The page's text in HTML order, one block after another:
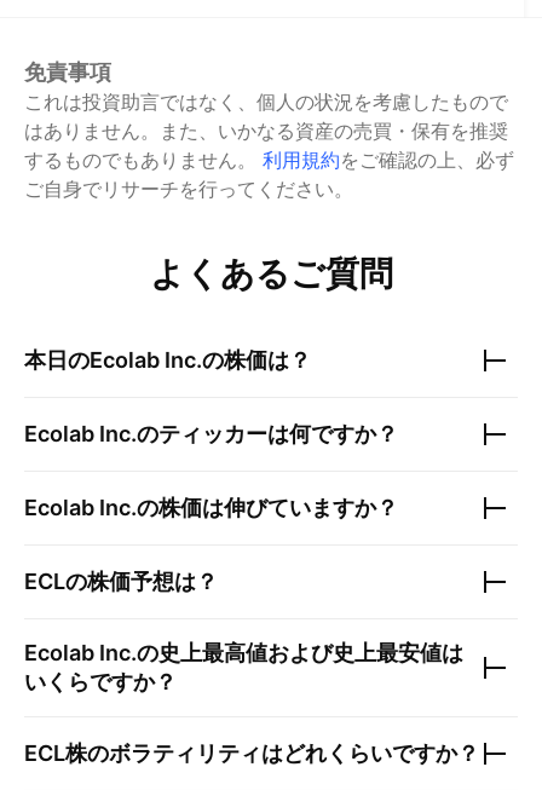
免責事項
これは投資助言ではなく、個人の状況を考慮したもので
はありません。また、いかなる資産の売買・保有を推奨
するものでもありません。
利用規約をご確認の上、必ず
ご自身でリサーチを行ってください。
よくあるご質問
本日のEcolab Inc.の株価は？
Ecolab Inc.のティッカーは何ですか？
Ecolab Inc.の株価は伸びていますか？
ECLの株価予想は？
Ecolab Inc.の史上最高値および史上最安値は
いくらですか？
ECL株のボラティリティはどれくらいですか？